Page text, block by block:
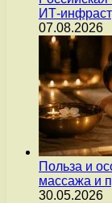
ИТ-
07.08.2026
Польза и
массажа и
30.05.2026